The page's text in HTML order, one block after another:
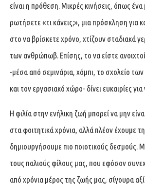
είναι η πρόθεση. Μικρές κινήσεις, όπως
ρωτήσετε «τι κάνεις;», μια πρόσκληση για
στο να βρίσκετε χρόνο, χτίζουν σταδιακά
των ανθρώπωβ. Επίσης, το να είστε
-μέσα από σεμινάρια, χόμπι, το σχολείο
και τον εργασιακό χώρο- δίνει ευκαιρίες
Η φιλία στην ενήλικη ζωή μπορεί να μην
στα φοιτητικά χρόνια, αλλά πλέον έχουμε
δημιουργήσουμε πιο ποιοτικούς δεσμούς.
τους παλιούς φίλους μας, που εφόσον
από χρόνια μέρος της ζωής μας, σίγουρα